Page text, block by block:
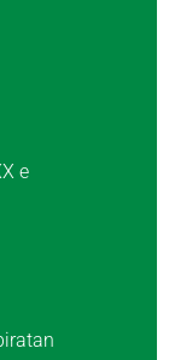
e